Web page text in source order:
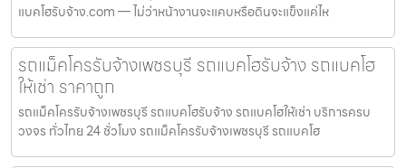
แบคโฮรับจ้าง.com — ไม่ว่าหน้างานจะแคบหรือดินจะแข็งแค่ไห
รถแม็คโครรับจ้างเพชรบุรี รถแบคโฮรับจ้าง รถแบคโฮ
ให้เช่า ราคาถูก
รถแม็คโครรับจ้างเพชรบุรี รถแบคโฮรับจ้าง รถแบคโฮให้เช่า บริการครบ
วงจร ทั่วไทย 24 ชั่วโมง รถแม็คโครรับจ้างเพชรบุรี รถแบคโฮ